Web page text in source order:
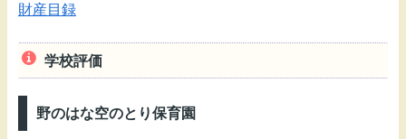
財産目録
学校評価
野のはな空のとり保育園